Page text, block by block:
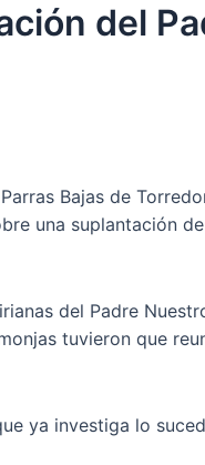
del
Bajas de
una suplantación
del Padre
tuvieron que
ya investiga lo